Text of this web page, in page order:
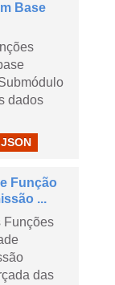
Base
dados
JSON
Função
...
Funções
das